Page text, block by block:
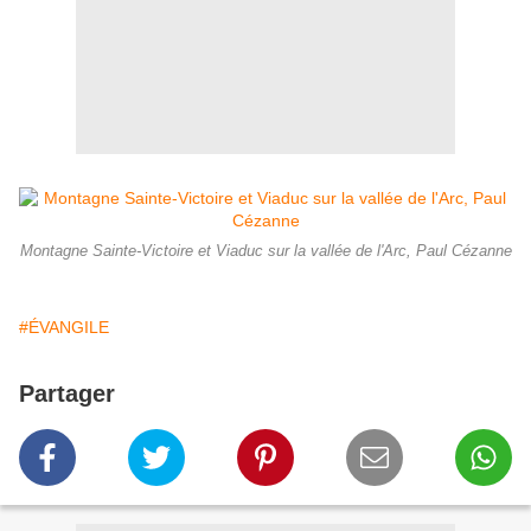
Montagne Sainte-Victoire et Viaduc sur la vallée de l'Arc, Paul Cézanne
#ÉVANGILE
Partager